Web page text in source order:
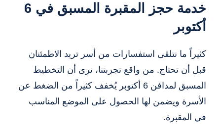
خدمة حجز المقبرة المسبق في 6
أكتوبر
كثيراً ما نتلقى استفسارات من أسر تريد الاطمئنان
قبل أن تحتاج. من واقع تجربتنا، نرى أن التخطيط
المسبق لمدافن 6 أكتوبر يُخفف كثيراً من الضغط عن
الأسرة ويضمن لها الحصول على الموضع المناسب
في المقبرة.